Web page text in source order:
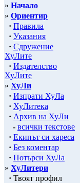
» Начало
» Ориентир
· Правила
· Указания
· Сдружение
ХуЛите
· Издателство
ХуЛите
» ХуЛи
· Изпрати ХуЛа
· ХуЛитека
· Архив на ХуЛи
- всички текстове
· Екипът си хареса
· Без коментар
· Потърси ХуЛа
» ХуЛитери
· Твоят профил